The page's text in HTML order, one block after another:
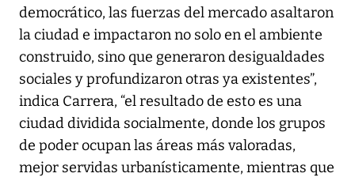
democrático, las fuerzas del mercado asaltaron
la ciudad e impactaron no solo en el ambiente
construido, sino que generaron desigualdades
sociales y profundizaron otras ya existentes”,
indica Carrera, “el resultado de esto es una
ciudad dividida socialmente, donde los grupos
de poder ocupan las áreas más valoradas,
mejor servidas urbanísticamente, mientras que